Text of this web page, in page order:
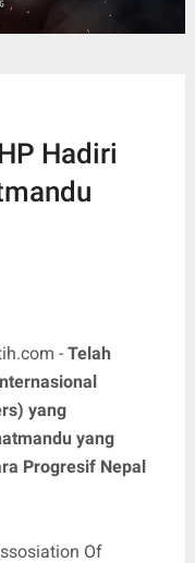
Hadiri
- Telah
yang
yang
Progresif Nepal
Of